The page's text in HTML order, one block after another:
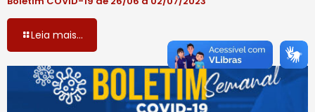
Leia mais...